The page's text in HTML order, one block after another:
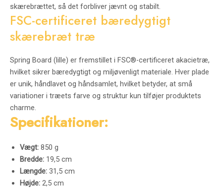
skærebrættet, så det forbliver jævnt og stabilt.
FSC-certificeret bæredygtigt
skærebræt træ
Spring Board (lille) er fremstillet i FSC®-certificeret akacietræ,
hvilket sikrer bæredygtigt og miljøvenligt materiale. Hver plade
er unik, håndlavet og håndsamlet, hvilket betyder, at små
variationer i træets farve og struktur kun tilføjer produktets
charme.
Specifikationer:
Vægt: 850 g
Bredde: 19,5 cm
Længde: 31,5 cm
Højde: 2,5 cm